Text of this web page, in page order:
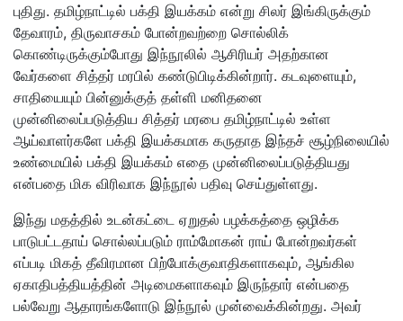
புதிது. தமிழ்நாட்டில் பக்தி இயக்கம் என்று சிலர் இங்கிருக்கும்
தேவாரம், திருவாசகம் போன்றவற்றை சொல்லிக்
கொண்டிருக்கும்போது இந்நூலில் ஆசிரியர் அதற்கான
வேர்களை சித்தர் மரபில் கண்டுபிடிக்கின்றார். கடவுளையும்,
சாதியையும் பின்னுக்குத் தள்ளி மனிதனை
முன்னிலைப்படுத்திய சித்தர் மரபை தமிழ்நாட்டில் உள்ள
ஆய்வாளர்களே பக்தி இயக்கமாக கருதாத இந்தச் சூழ்நிலையில்
உண்மையில் பக்தி இயக்கம் எதை முன்னிலைப்படுத்தியது
என்பதை மிக விரிவாக இந்நூல் பதிவு செய்துள்ளது.
இந்து மதத்தில் உடன்கட்டை ஏறுதல் பழக்கத்தை ஒழிக்க
பாடுபட்டதாய் சொல்லப்படும் ராம்மோகன் ராய் போன்றவர்கள்
எப்படி மிகத் தீவிரமான பிற்போக்குவாதிகளாகவும், ஆங்கில
ஏகாதிபத்தியத்தின் அடிமைகளாகவும் இருந்தார் என்பதை
பல்வேறு ஆதாரங்களோடு இந்நூல் முன்வைக்கின்றது. அவர்